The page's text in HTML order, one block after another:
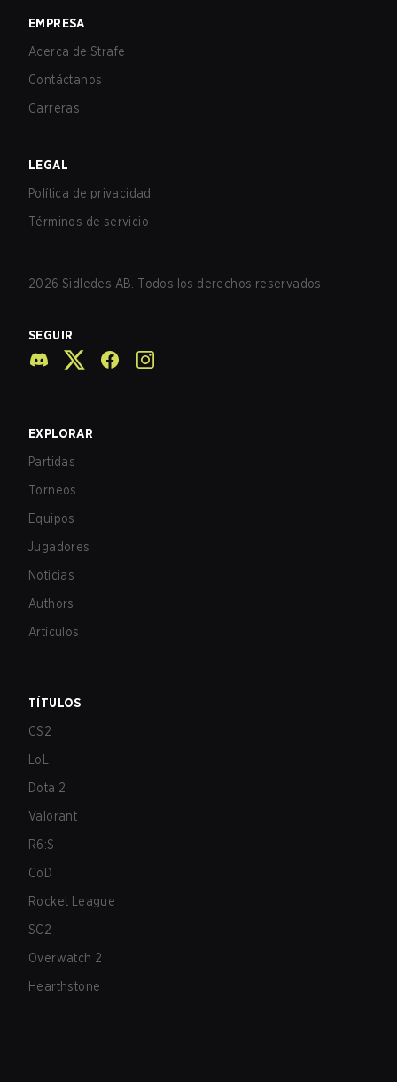
EMPRESA
Acerca de Strafe
Contáctanos
Carreras
LEGAL
Política de privacidad
Términos de servicio
2026 Sidledes AB. Todos los derechos reservados.
SEGUIR
EXPLORAR
Partidas
Torneos
Equipos
Jugadores
Noticias
Authors
Artículos
TÍTULOS
CS2
LoL
Dota 2
Valorant
R6:S
CoD
Rocket League
SC2
Overwatch 2
Hearthstone